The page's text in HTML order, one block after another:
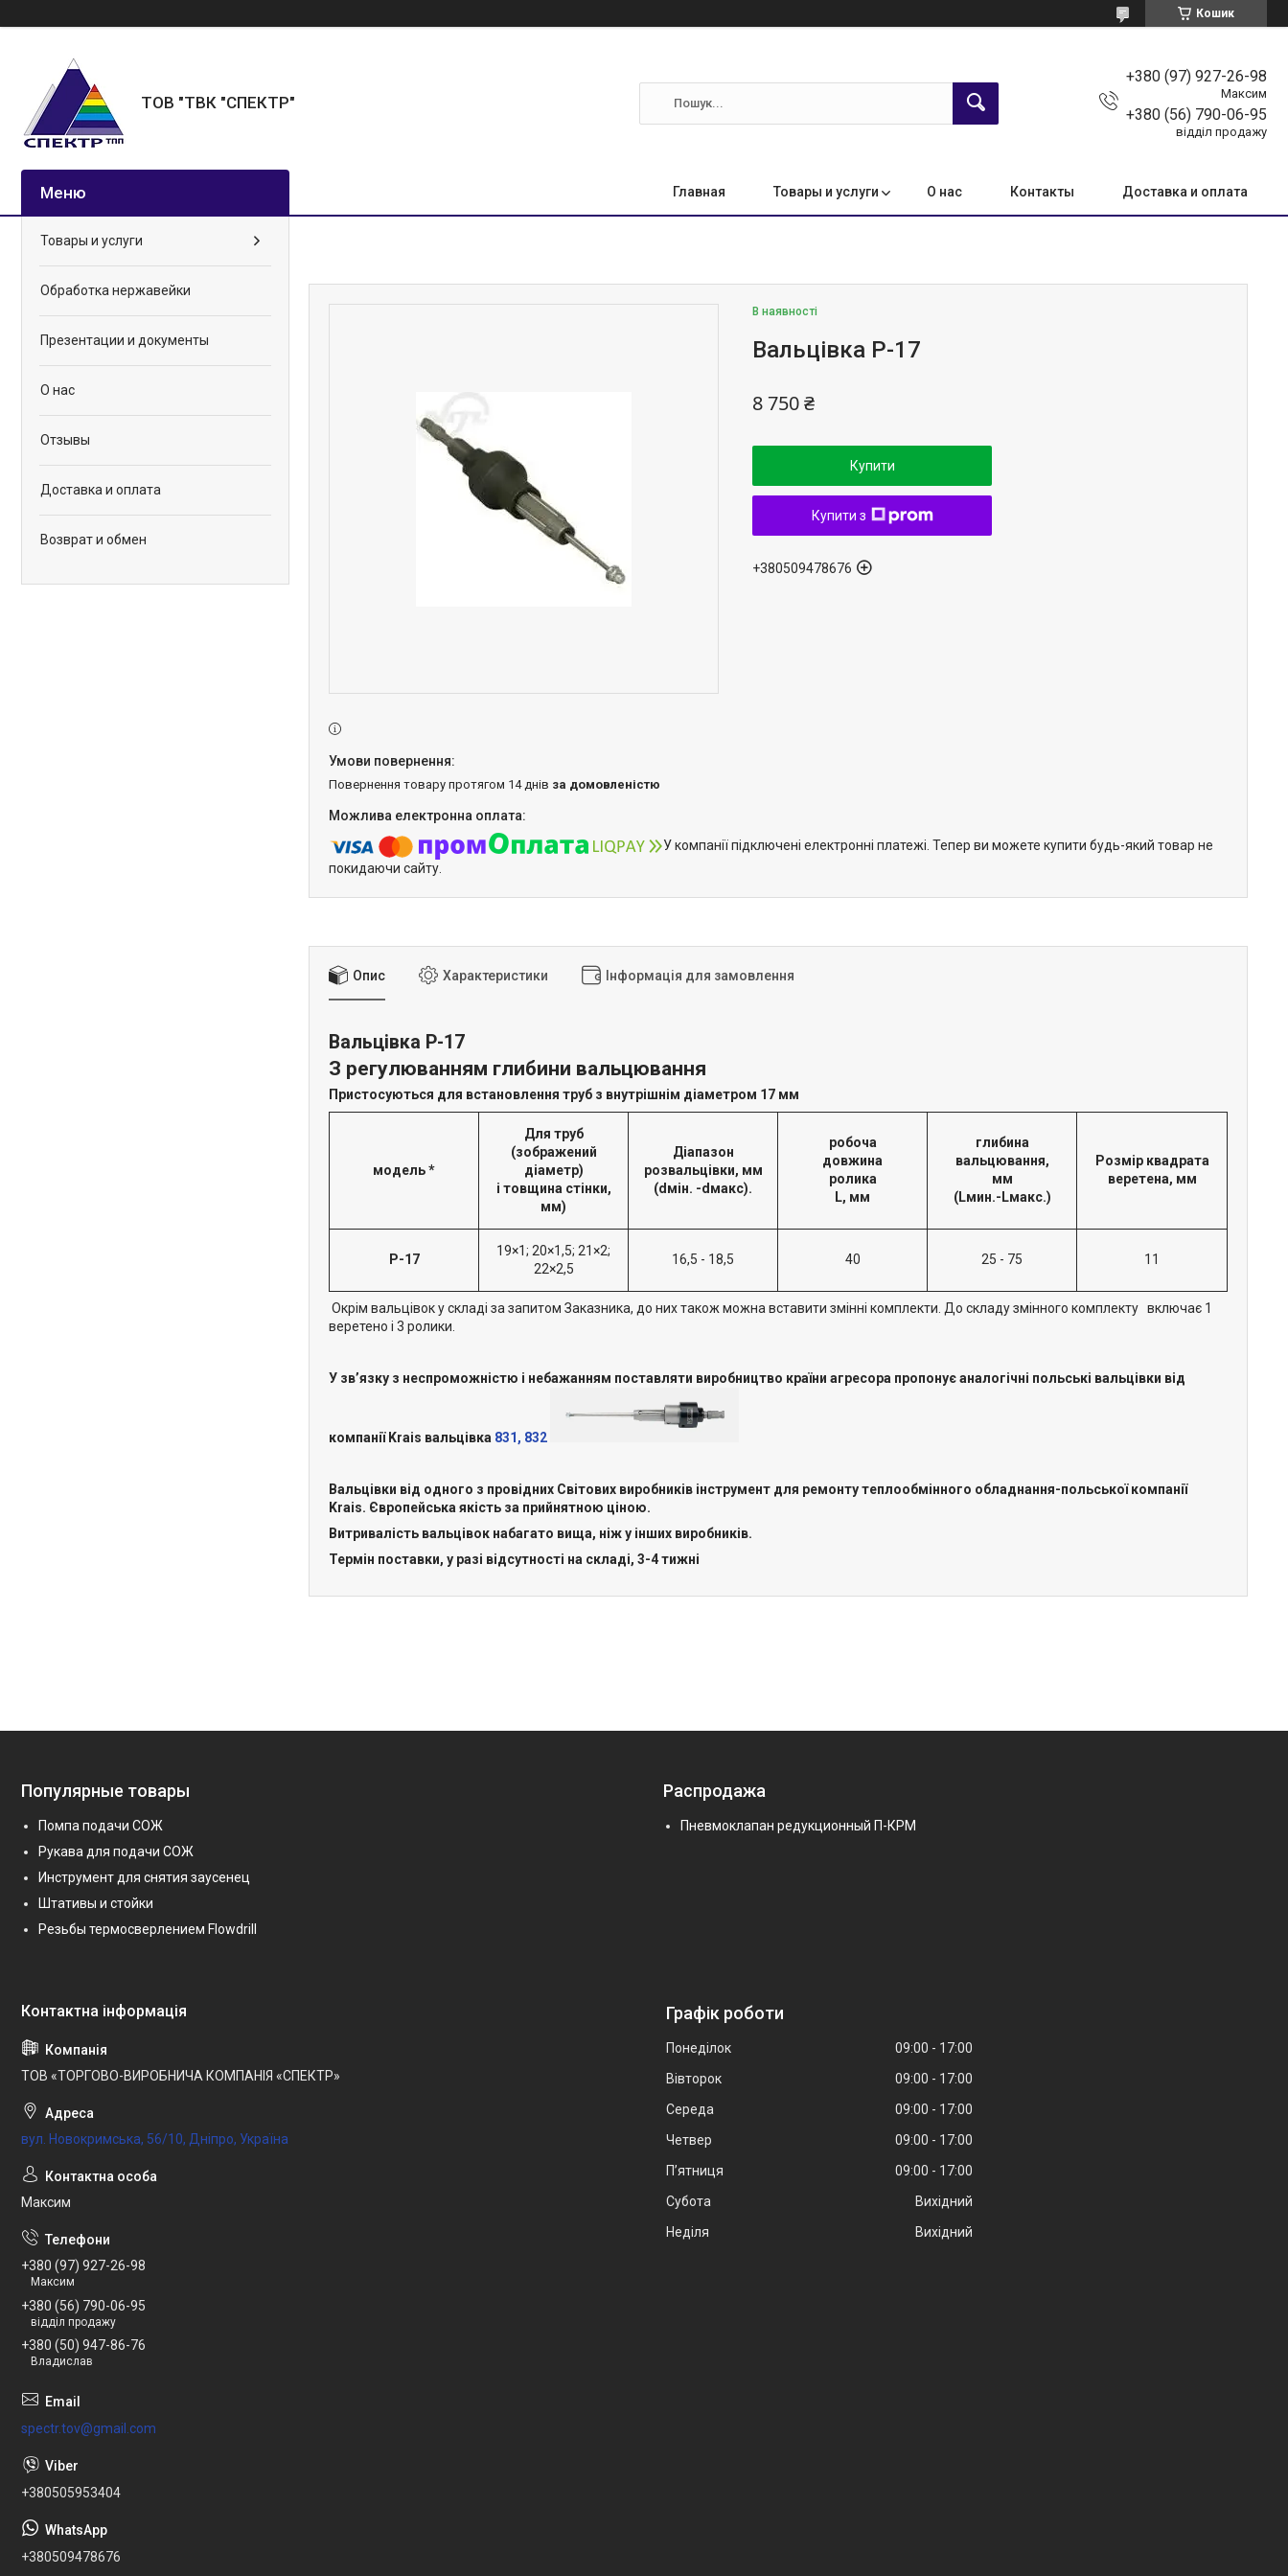
Кошик
ТОВ "ТВК "СПЕКТР"
+380 (97) 927-26-98
Максим
+380 (56) 790-06-95
відділ продажу
Главная Товары и услуги О нас Контакты Доставка и оплата
В наявності
Вальцівка Р-17
8 750 ₴
Купити
Купити з
+380509478676
повернення товару протягом 14 днів за домовленістю
У компанії підключені електронні платежі. Тепер ви можете купити будь-який товар не
покидаючи сайту.
Опис Характеристики Інформація для замовлення
Вальцівка Р-17
З регулюванням глибини вальцювання
Пристосуються для встановлення труб з внутрішнім діаметром 17 мм
модель *
Для труб
(зображений
діаметр)
і товщина стінки,
мм)
Діапазон
розвальцівки, мм
(dмін. -dмакс).
робоча
довжина
ролика
L, мм
глибина
вальцювання,
мм
(Lмин.-Lмакс.)
Розмір квадрата
веретена, мм
Р-17
19×1; 20×1,5; 21×2;
22×2,5
16,5 - 18,5 40 25 - 75 11
Окрім вальцівок у складі за запитом Заказника, до них також можна вставити змінні комплекти. До складу змінного комплекту включає 1
веретено і 3 ролики.
У зв’язку з неспроможністю і небажанням поставляти виробництво країни агресора пропонує аналогічні польські вальцівки від
компанії Krais вальцівка 831, 832
Вальцівки від одного з провідних Світових виробників інструмент для ремонту теплообмінного обладнання-польської компанії
Krais. Європейська якість за прийнятною ціною.
Витривалість вальцівок набагато вища, ніж у інших виробників.
Термін поставки, у разі відсутності на складі, 3-4 тижні
Товары и услуги
Обработка нержавейки
Презентации и документы
О нас
Отзывы
Доставка и оплата
Возврат и обмен
Популярные товары
Помпа подачи СОЖ
Рукава для подачи СОЖ
Инструмент для снятия заусенец
Штативы и стойки
Резьбы термосверлением Flowdrill
Распродажа
Пневмоклапан редукционный П-КРМ
ТОВ «ТОРГОВО-ВИРОБНИЧА КОМПАНІЯ «СПЕКТР»
вул. Новокримська, 56/10, Дніпро, Україна
Максим
+380 (97) 927-26-98
Максим
+380 (56) 790-06-95
відділ продажу
+380 (50) 947-86-76
Владислав
spectr.tov@gmail.com
+380505953404
+380509478676
Графік роботи
Понеділок 09:00
17:00
Вівторок
09:00
17:00
Середа
09:00
17:00
Четвер
09:00
17:00
Пʼятниця
09:00
17:00
Субота
Вихідний
Неділя
Вихідний